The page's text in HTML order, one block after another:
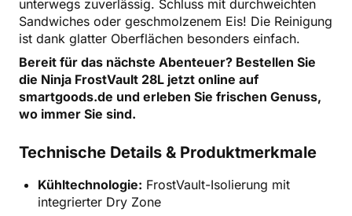
unterwegs zuverlässig. Schluss mit durchweichten
Sandwiches oder geschmolzenem Eis! Die Reinigung
ist dank glatter Oberflächen besonders einfach.
Bereit für das nächste Abenteuer? Bestellen Sie
die Ninja FrostVault 28L jetzt online auf
smartgoods.de und erleben Sie frischen Genuss,
wo immer Sie sind.
Technische Details & Produktmerkmale
Kühltechnologie: FrostVault-Isolierung mit
integrierter Dry Zone